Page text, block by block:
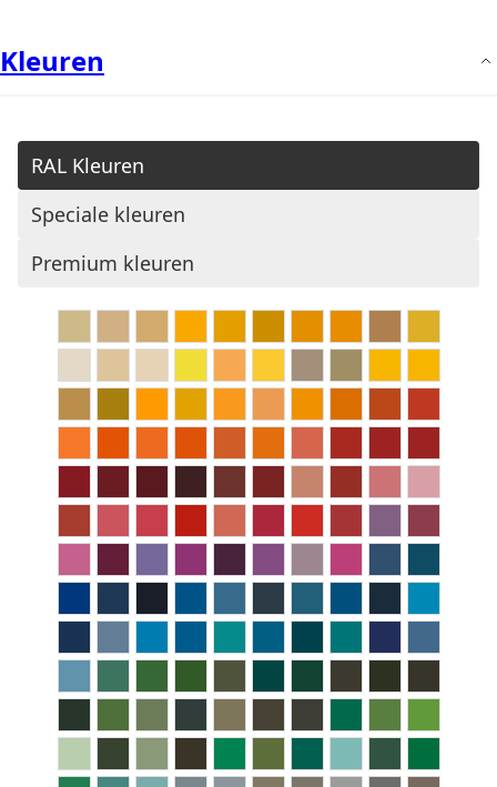
Kleuren
RAL Kleuren
Speciale kleuren
Premium kleuren